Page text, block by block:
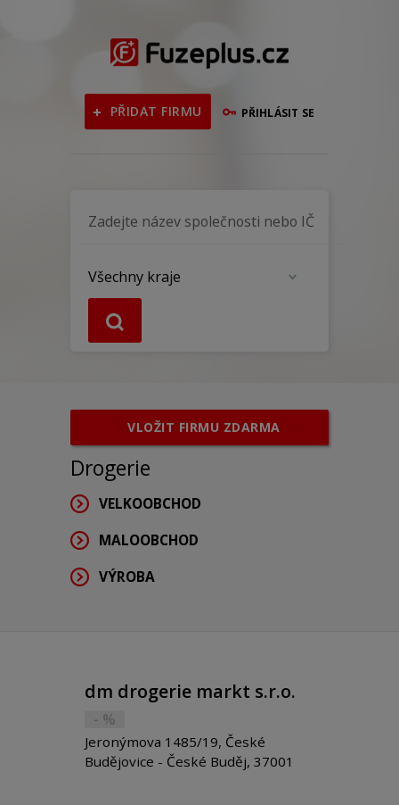
PŘIDAT FIRMU PŘIHLÁSIT SE
VLOŽIT FIRMU ZDARMA
Drogerie
VELKOOBCHOD
MALOOBCHOD
VÝROBA
dm drogerie markt s.r.o.
- %
Jeronýmova 1485/19, České
Budějovice - České Buděj, 37001